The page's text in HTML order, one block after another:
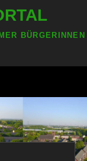
BÜRGERINNEN